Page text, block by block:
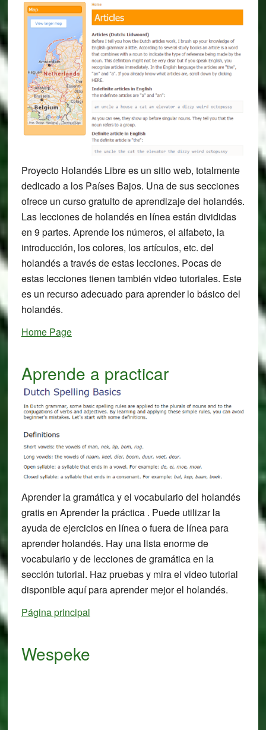
Proyecto Holandés Libre es un sitio web, totalmente
dedicado a los Países Bajos. Una de sus secciones
ofrece un curso gratuito de aprendizaje del holandés.
Las lecciones de holandés en línea están divididas
en 9 partes. Aprende los números, el alfabeto, la
introducción, los colores, los artículos, etc. del
holandés a través de estas lecciones. Pocas de
estas lecciones tienen también video tutoriales. Este
es un recurso adecuado para aprender lo básico del
holandés.
Home Page
Aprende a practicar
Aprender la gramática y el vocabulario del holandés
gratis en Aprender la práctica . Puede utilizar la
ayuda de ejercicios en línea o fuera de línea para
aprender holandés. Hay una lista enorme de
vocabulario y de lecciones de gramática en la
sección tutorial. Haz pruebas y mira el video tutorial
disponible aquí para aprender mejor el holandés.
Página principal
Wespeke